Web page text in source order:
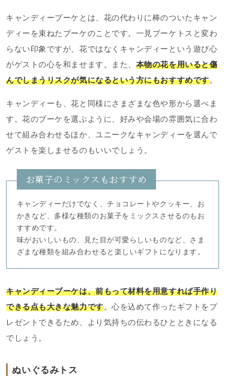
キャンディーブーケとは、花の代わりに棒のついたキャン
ディーを束ねたブーケのことです。一見ブーケトスと変わ
らない印象ですが、花ではなくキャンディーという遊び心
がゲストの心を和ませます。また、 本物の花を用いると傷
んでしまうリスクが気になるという方にもおすすめです。
キャンディーも、花と同様にさまざまな色や形から選べま
す。花のブーケを選ぶように、好みや会場の雰囲気に合わ
せて組み合わせるほか、ユニークなキャンディーを選んで
ゲストを楽しませるのもいいでしょう。
お菓子のミックスもおすすめ
キャンディーだけでなく、チョコレートやクッキー、お
かきなど、多様な種類のお菓子をミックスさせるのもお
すすめです。
味がおいしいもの、見た目が可愛らしいものなど、さま
ざまな種類を組み合わせると楽しいギフトになります。
キャンディーブーケは、前もって材料を用意すれば手作り
できる点も大きな魅力です。心を込めて作ったギフトをプ
レゼントできるため、より気持ちの伝わるひとときになる
でしょう。
ぬいぐるみトス